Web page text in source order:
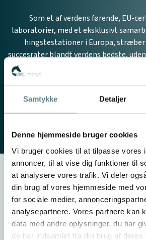
Samtykke Detaljer
Denne hjemmeside bruger cookies
Vi bruger cookies til at tilpasse vores
annoncer, til at vise dig funktioner til
at analysere vores trafik. Vi deler
din brug af vores hjemmeside med
for sociale medier,
analysepartnere. Vores partnere kan
data med andre oplysninger, du har
de har indsamlet fra din brug af deres
Som et af verdens førende, EU-
laboratorier, med et eksklusivt
hingstestationer i Europa, stræber
succesrater blandt verdens bedste,
med hestevelfærden. Hos
højeste prioritet, og vi arbejder ud fra
samarbejdspartnere er en grundig,
og ordentlighed.
Anette Nilausen,